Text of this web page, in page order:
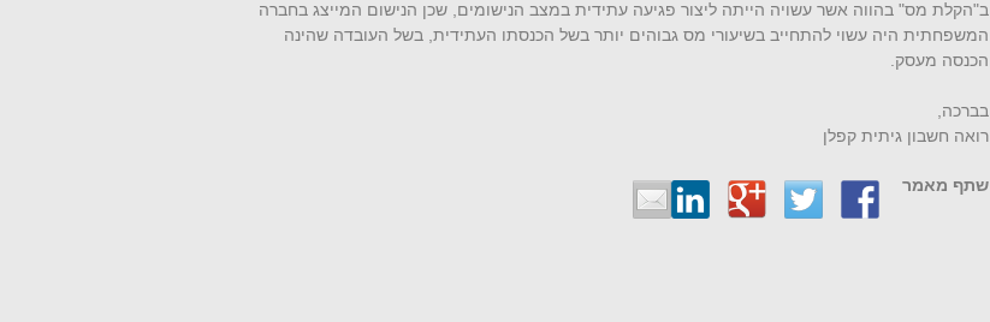
ב"הקלת מס" בהווה אשר עשויה הייתה ליצור פגיעה עתידית במצב הנישומים, שכן הנישום המייצג בחברה
המשפחתית היה עשוי להתחייב בשיעורי מס גבוהים יותר בשל הכנסתו העתידית, בשל העובדה שהינה
הכנסה מעסק.
בברכה,
רואה חשבון גיתית קפלן
שתף מאמר